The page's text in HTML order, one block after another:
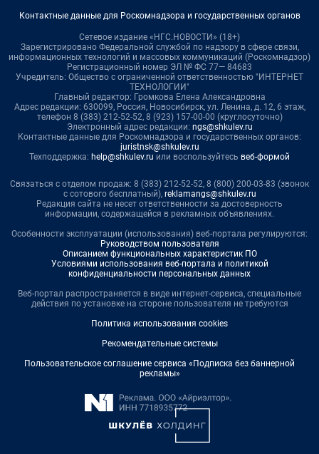
Контактные данные для Роскомнадзора и государственных органов
Сетевое издание «НГС.НОВОСТИ» (18+)
Зарегистрировано Федеральной службой по надзору в сфере связи,
информационных технологий и массовых коммуникаций (Роскомнадзор)
Регистрационный номер ЭЛ № ФС 77— 84683
Учредитель: Общество с ограниченной ответственностью "ИНТЕРНЕТ
ТЕХНОЛОГИИ"
Главный редактор: Громкова Елена Александровна
Адрес редакции: 630099, Россия, Новосибирск, ул. Ленина, д. 12, 6 этаж,
телефон 8 (383) 212-52-52, 8 (923) 157-00-00 (круглосуточно)
Электронный адрес редакции: ngs@shkulev.ru
Контактные данные для Роскомнадзора и государственных органов:
juristnsk@shkulev.ru
Техподдержка: help@shkulev.ru или воспользуйтесь веб-формой
Связаться с отделом продаж: 8 (383) 212-52-52, 8 (800) 200-03-83 (звонок
с сотового бесплатный), reklamangs@shkulev.ru
Редакция сайта не несет ответственности за достоверность
информации, содержащейся в рекламных объявлениях.
Особенности эксплуатации (использования) веб-портала регулируются:
Руководством пользователя
Описанием функциональных характеристик ПО
Условиями использования веб-портала и политикой
конфиденциальности персональных данных
Веб-портал распространяется в виде интернет-сервиса, специальные
действия по установке на стороне пользователя не требуются
Политика использования cookies
Рекомендательные системы
Пользовательское соглашение сервиса «Подписка без баннерной
рекламы»